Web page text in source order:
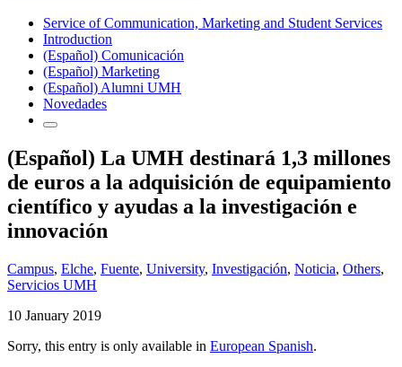
Service of Communication, Marketing and Student Services
Introduction
(Español) Comunicación
(Español) Marketing
(Español) Alumni UMH
Novedades
(Español) La UMH destinará 1,3 millones
de euros a la adquisición de equipamiento
científico y ayudas a la investigación e
innovación
Campus, Elche, Fuente, University, Investigación, Noticia, Others,
Servicios UMH
10 January 2019
Sorry, this entry is only available in European Spanish.